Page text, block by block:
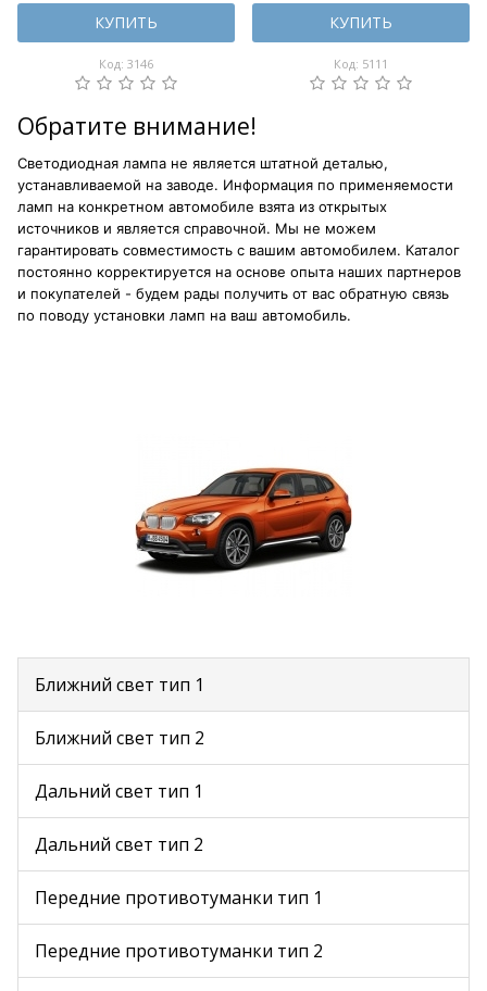
КУПИТЬ
Код: 3146
КУПИТЬ
Код: 5111
Обратите внимание!
Светодиодная лампа не является штатной деталью,
устанавливаемой на заводе. Информация по применяемости
ламп на конкретном автомобиле взята из открытых
источников и является справочной. Мы не можем
гарантировать совместимость с вашим автомобилем. Каталог
постоянно корректируется на основе опыта наших партнеров
и покупателей - будем рады получить от вас обратную связь
по поводу установки ламп на ваш автомобиль.
Ближний свет тип 1
Ближний свет тип 2
Дальний свет тип 1
Дальний свет тип 2
Передние противотуманки тип 1
Передние противотуманки тип 2